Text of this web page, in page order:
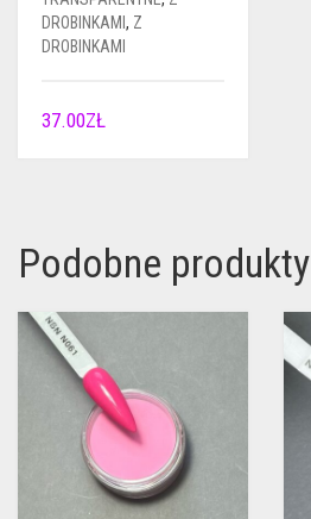
DROBINKAMI , Z
DROBINKAMI
37.00ZŁ
Podobne produkty